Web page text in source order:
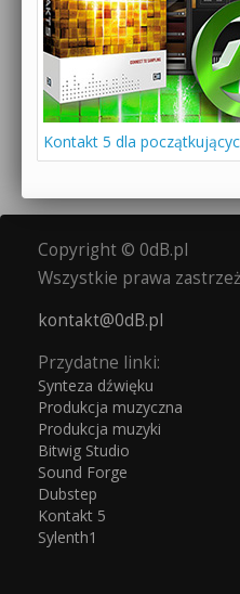
Kontakt 5 dla
Copyright © 0dB.pl
Wszystkie prawa
kontakt@0dB.pl
Przydatne linki:
Synteza dźwięku
Produkcja muzyczna
Produkcja muzyki
Bitwig Studio
Sound Forge
Dubstep
Kontakt 5
Sylenth1